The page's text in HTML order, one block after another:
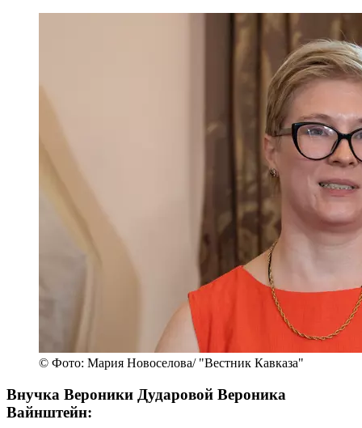
© Фото: Мария Новоселова/ "Вестник Кавказа"
Внучка Вероники Дударовой Вероника
Вайнштейн: